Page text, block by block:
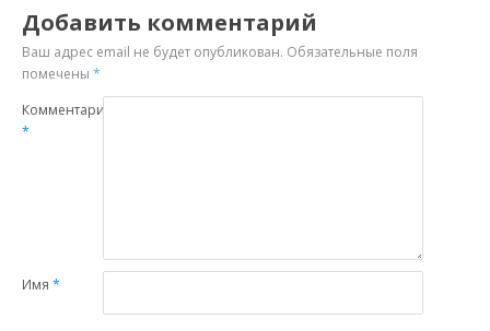
Добавить комментарий
Ваш адрес email не будет опубликован. Обязательные поля
помечены*
Комментарий
*
Имя*